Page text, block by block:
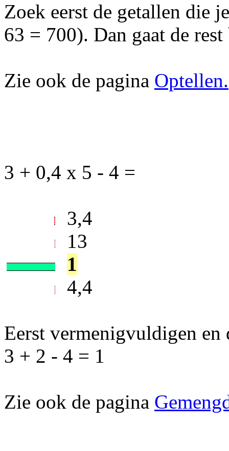
Zoek eerst de getallen die
63 = 700). Dan gaat de
Zie ook de pagina Optellen.
3 + 0,4 x 5 - 4 =
3,4
13
1
4,4
Eerst vermenigvuldigen en
3 + 2 - 4 = 1
Zie ook de pagina